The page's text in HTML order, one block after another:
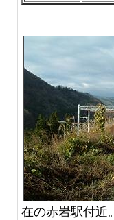
在の赤岩駅付近。